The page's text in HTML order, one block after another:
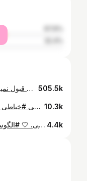
یادمه اوایل که رفته بودم کلاس یکی بهم گفت ( ای بابا حالا پارچه بهت بدیم که خراب کنی؟ مگه پول از سر راه اوردم؟) 😒 حالا الان بنده خدا حسابی دنبالمه که براش لباس بدوزم و من قبول نمیکنم 😂✋🏻 مواظب حرف زدنامون باشیم 🫶🏻 خلاصه که هر چه تبر زدن مرا ،زخم نشد جوانه شد 🌿 _پیراهن جنس ابروبادی ،یقه فرنچ♥️خنک جون میده برای تابستون🤌🏻 #ریلز_اینستاگرام #خیاطی#خیاط #لباس #پیراهن #تابستانه #تهران #زنانه 505.5k
⁨ اگر دنبال یک مدل شیک، خاص و کاملاً ترند هستید، این مدل انتخاب فوق‌العاده‌ایه. در این آموزش یاد می‌گیریم چطور با استفاده از پیلی‌های اندامی در جلو و بندینگ پشت، یک فرم ساعت‌شنی زیبا روی لباس ایجاد کنیم؛ بدون نیاز به برش‌های پیچیده. : ▫️ کرپ باربی ▫️ کرپ مازراتی ▫️ کرپ فلورانس ▫️ لینن نرم ایستادار ▫️ فاستونی سبک 📏 متراژ پارچه: برای سایز ۳۶ تا ۴۴: حدود ۲ تا ۲/۳۰ متر پارچه با عرض ۱۵۰ سانتی‌متر برای سایزهای بزرگ‌تر: حدود ۲/۵۰ متر پارچه #آموزش_خیاطی #خیاطی #الگوسازی #شومیزترند #شومیز_زنانه⁩ 10.3k
️ اطلاعات این درس: ▫️ پارچه مناسب: لینن، لینن ویسکوز، کرپ لینن و پارچه‌های خنک با ایستایی متوسط ▫️ متراژ مورد نیاز: ۱/۷۰ تا ۲ متر (با عرض ۱۵۰ سانتی‌متر) ▫️ مدل: مانتوی آزاد با آستین سرخود ▫️ مناسب برای دوخت روزمره و استایل‌های مینیمال این درس رو ذخیره کن تا موقع خرید پارچه و برش، همه اطلاعات لازم رو یکجا داشته باشی. 🤍 #الگوسازی #خیاطی #شومیز #آموزشخیاطی 4.4k